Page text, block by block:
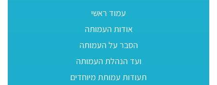
עמוד ראשי
אודות העמותה
הסבר על העמותה
ועד הנהלת העמותה
תעודות עמותת מיוחדים